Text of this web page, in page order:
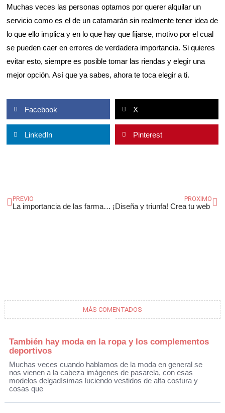
Muchas veces las personas optamos por querer alquilar un
servicio como es el de un catamarán sin realmente tener idea de
lo que ello implica y en lo que hay que fijarse, motivo por el cual
se pueden caer en errores de verdadera importancia. Si quieres
evitar esto, siempre es posible tomar las riendas y elegir una
mejor opción. Así que ya sabes, ahora te toca elegir a ti.
Facebook X
LinkedIn Pinterest
PREVIO
La importancia de las farmacias en la sociedad
PROXIMO
¡Diseña y triunfa! Crea tu web
MÁS COMENTADOS
También hay moda en la ropa y los complementos
deportivos
Muchas veces cuando hablamos de la moda en general se
nos vienen a la cabeza imágenes de pasarela, con esas
modelos delgadísimas luciendo vestidos de alta costura y
cosas que